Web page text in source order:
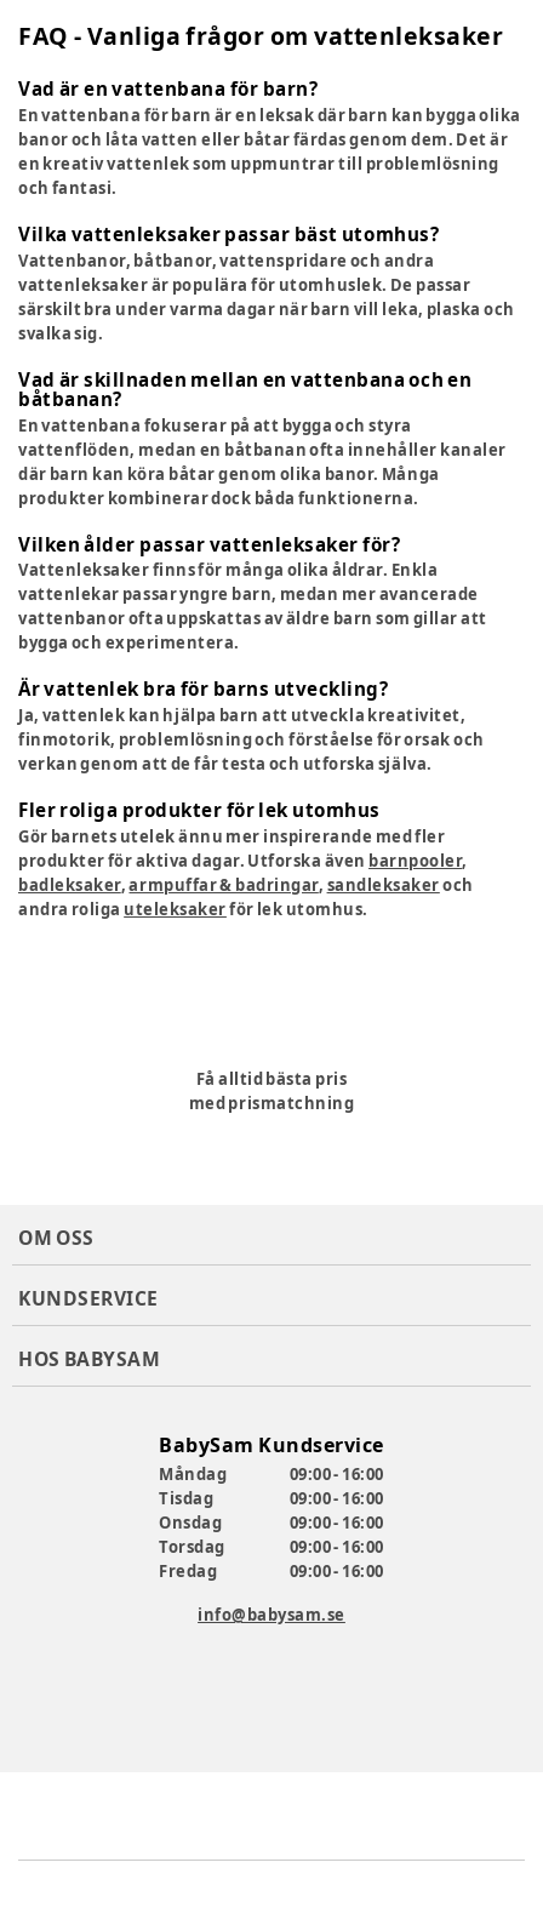
FAQ - Vanliga frågor om vattenleksaker
Vad är en vattenbana för barn?
En vattenbana för barn är en leksak där barn kan bygga olika
banor och låta vatten eller båtar färdas genom dem. Det är
en kreativ vattenlek som uppmuntrar till problemlösning
och fantasi.
Vilka vattenleksaker passar bäst utomhus?
Vattenbanor, båtbanor, vattenspridare och andra
vattenleksaker är populära för utomhuslek. De passar
särskilt bra under varma dagar när barn vill leka, plaska och
svalka sig.
Vad är skillnaden mellan en vattenbana och en
båtbanan?
En vattenbana fokuserar på att bygga och styra
vattenflöden, medan en båtbanan ofta innehåller kanaler
där barn kan köra båtar genom olika banor. Många
produkter kombinerar dock båda funktionerna.
Vilken ålder passar vattenleksaker för?
Vattenleksaker finns för många olika åldrar. Enkla
vattenlekar passar yngre barn, medan mer avancerade
vattenbanor ofta uppskattas av äldre barn som gillar att
bygga och experimentera.
Är vattenlek bra för barns utveckling?
Ja, vattenlek kan hjälpa barn att utveckla kreativitet,
finmotorik, problemlösning och förståelse för orsak och
verkan genom att de får testa och utforska själva.
Fler roliga produkter för lek utomhus
Gör barnets utelek ännu mer inspirerande med fler
produkter för aktiva dagar. Utforska även barnpooler,
badleksaker,armpuffar & badringar, sandleksakeroch
andra roliga uteleksakerför lek utomhus.
Få alltid bästa pris
med prismatchning
OM OSS
KUNDSERVICE
HOS BABYSAM
BabySam Kundservice
Måndag
09:00 - 16:00
Tisdag
09:00 - 16:00
Onsdag
09:00 - 16:00
Torsdag
09:00 - 16:00
Fredag
09:00 - 16:00
info@babysam.se